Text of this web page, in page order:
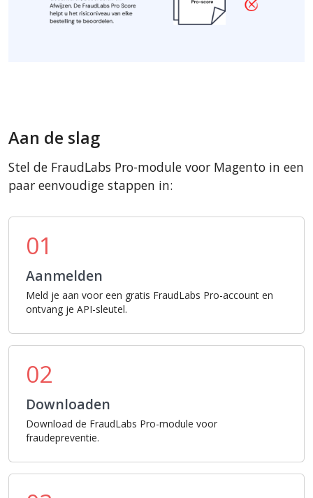
Aan de slag
Stel de FraudLabs Pro-module voor Magento in een
paar eenvoudige stappen in:
01
Aanmelden
Meld je aan voor een gratis FraudLabs Pro-account en
ontvang je API-sleutel.
02
Downloaden
Download de FraudLabs Pro-module voor
fraudepreventie.